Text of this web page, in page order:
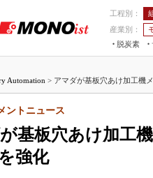
工程別：
産業別：
脱炭素
つながる工場AI×設備保全
Automation > アマダが基板穴あけ加工機
基板穴あけ加工
強化
ントニュース